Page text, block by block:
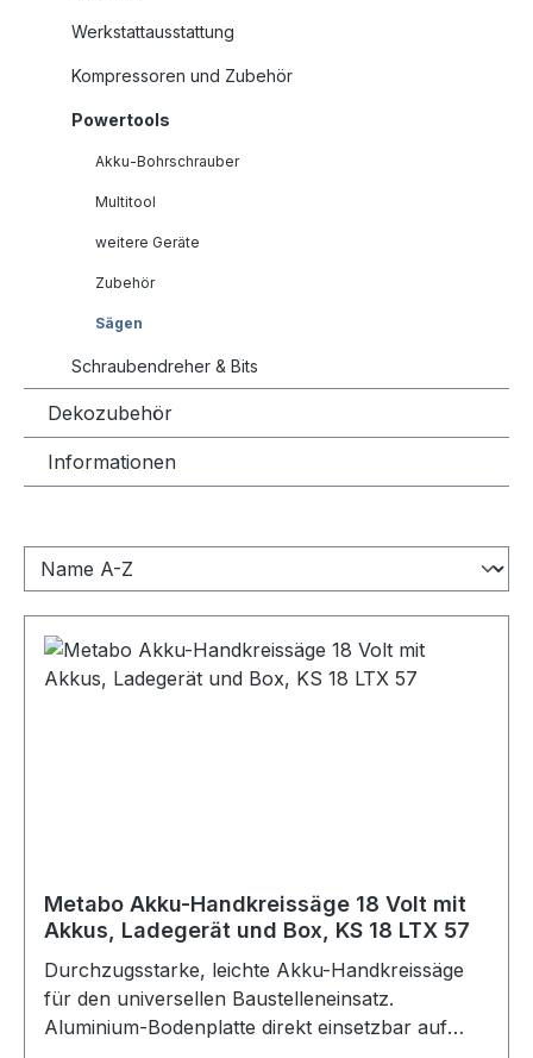
Werkstattausstattung
Kompressoren und Zubehör
Powertools
Akku-Bohrschrauber
Multitool
weitere Geräte
Zubehör
Sägen
Schraubendreher & Bits
Dekozubehör
Informationen
Metabo Akku-Handkreissäge 18 Volt mit
Akkus, Ladegerät und Box, KS 18 LTX 57
Durchzugsstarke, leichte Akku-Handkreissäge
für den universellen Baustelleneinsatz.
Aluminium-Bodenplatte direkt einsetzbar auf